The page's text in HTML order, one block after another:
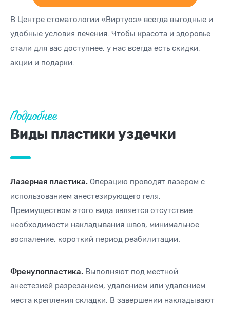
В Центре стоматологии «Виртуоз» всегда выгодные и
удобные условия лечения. Чтобы красота и здоровье
стали для вас доступнее, у нас всегда есть скидки,
акции и подарки.
Подробнее
Виды пластики уздечки
Лазерная пластика. Операцию проводят лазером с
использованием анестезирующего геля.
Преимуществом этого вида является отсутствие
необходимости накладывания швов, минимальное
воспаление, короткий период реабилитации.
Френулопластика. Выполняют под местной
анестезией разрезанием, удалением или удалением
места крепления складки. В завершении накладывают